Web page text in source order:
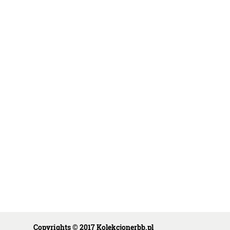
Copyrights © 2017 Kolekcjonerbb.pl